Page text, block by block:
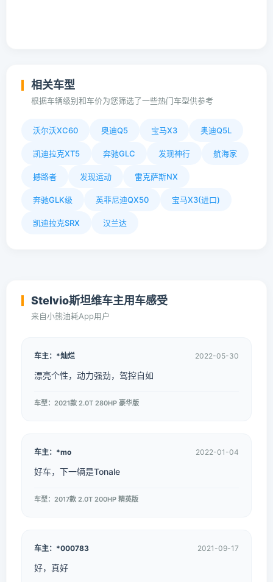
相关车型
根据车辆级别和车价为您筛选了一些热门车型供参考
沃尔沃XC60 奥迪Q5 宝马X3 奥迪Q5L
凯迪拉克XT5 奔驰GLC 发现神行 航海家
撼路者 发现运动 雷克萨斯NX
奔驰GLK级 英菲尼迪QX50 宝马X3(进口)
凯迪拉克SRX 汉兰达
Stelvio斯坦维车主用车感受
来自小熊油耗App用户
车主：*灿烂 2022-05-30
漂亮个性，动力强劲，驾控自如
车型：2021款 2.0T 280HP 豪华版
车主：*mo 2022-01-04
好车，下一辆是Tonale
车型：2017款 2.0T 200HP 精英版
车主：*000783 2021-09-17
好，真好